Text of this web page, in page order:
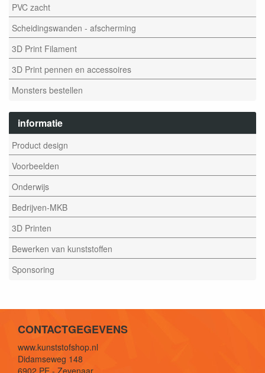
PVC zacht
Scheidingswanden - afscherming
3D Print Filament
3D Print pennen en accessoires
Monsters bestellen
informatie
Product design
Voorbeelden
Onderwijs
Bedrijven-MKB
3D Printen
Bewerken van kunststoffen
Sponsoring
CONTACTGEGEVENS
www.kunststofshop.nl
Didamseweg 148